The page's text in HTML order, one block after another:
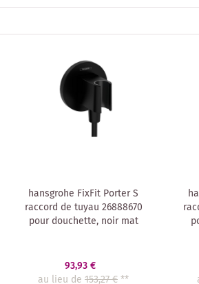
hansgrohe FixFit Porter S
raccord de tuyau 26888670
pour douchette, noir mat
93,93 €
au lieu de 153,27 €**